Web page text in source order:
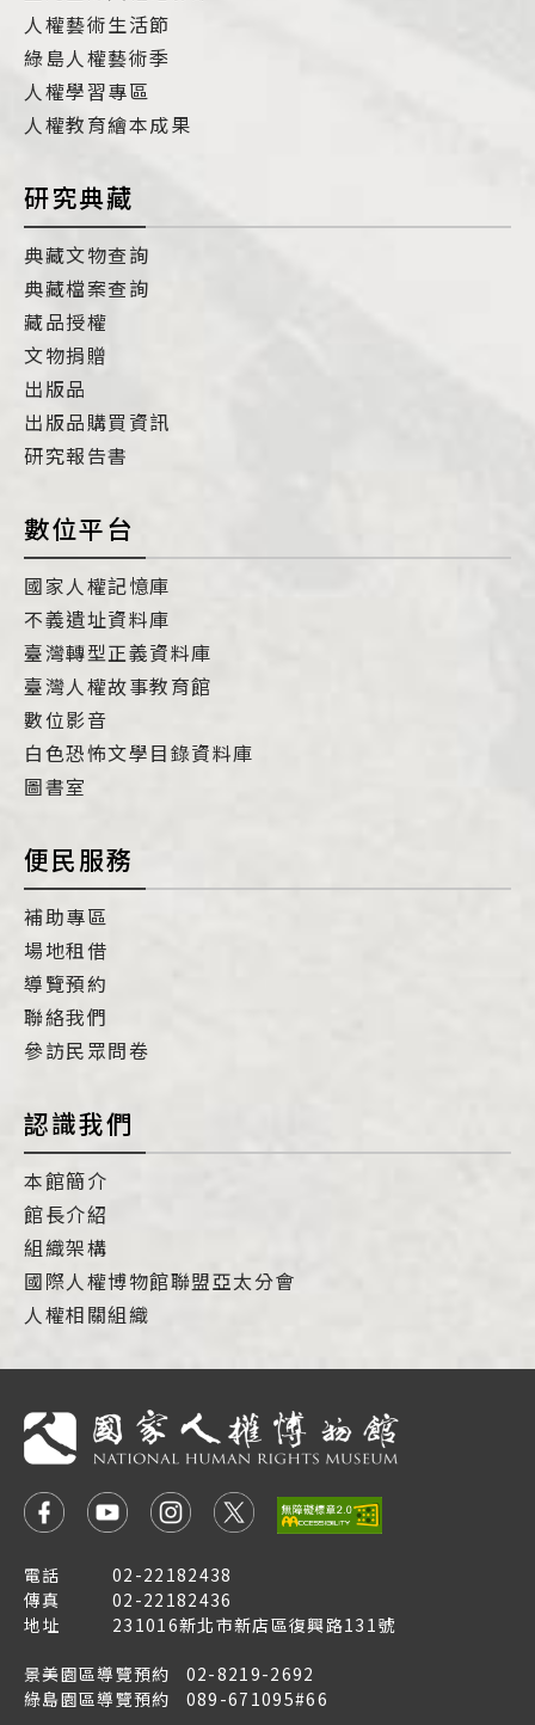
人權藝術生活節
綠島人權藝術季
人權學習專區
人權教育繪本成果
研究典藏
典藏文物查詢
典藏檔案查詢
藏品授權
文物捐贈
出版品
出版品購買資訊
研究報告書
數位平台
國家人權記憶庫
不義遺址資料庫
臺灣轉型正義資料庫
臺灣人權故事教育館
數位影音
白色恐怖文學目錄資料庫
圖書室
便民服務
補助專區
場地租借
導覽預約
聯絡我們
參訪民眾問卷
認識我們
本館簡介
館長介紹
組織架構
國際人權博物館聯盟亞太分會
人權相關組織
電話
02-22182438
傳真
02-22182436
地址
231016新北市新店區復興路131號
景美園區導覽預約
02-8219-2692
綠島園區導覽預約
089-671095#66